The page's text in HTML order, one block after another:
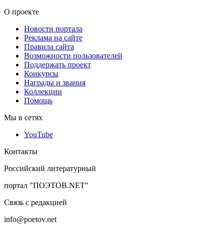
О проекте
Новости портала
Реклама на сайте
Правила сайта
Возможности пользователей
Поддержать проект
Конкурсы
Награды и звания
Коллекции
Помощь
Мы в сетях
YouTube
Контакты
Российский литературный
портал "ПОЭТОВ.NET"
Связь с редакцией
info@poetov.net